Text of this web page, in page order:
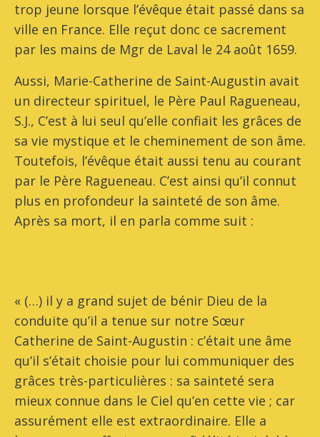
trop jeune lorsque l’évêque était passé dans sa
ville en France. Elle reçut donc ce sacrement
par les mains de Mgr de Laval le 24 août 1659.
Aussi, Marie-Catherine de Saint-Augustin avait
un directeur spirituel, le Père Paul Ragueneau,
S.J., C’est à lui seul qu’elle confiait les grâces de
sa vie mystique et le cheminement de son âme.
Toutefois, l’évêque était aussi tenu au courant
par le Père Ragueneau. C’est ainsi qu’il connut
plus en profondeur la sainteté de son âme.
Après sa mort, il en parla comme suit :
« (…) il y a grand sujet de bénir Dieu de la
conduite qu’il a tenue sur notre Sœur
Catherine de Saint-Augustin : c’était une âme
qu’il s’était choisie pour lui communiquer des
grâces très-particulières : sa sainteté sera
mieux connue dans le Ciel qu’en cette vie ; car
assurément elle est extraordinaire. Elle a